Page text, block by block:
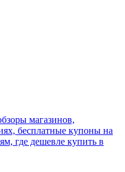
магазинов,
бесплатные купоны на
где дешевле купить в